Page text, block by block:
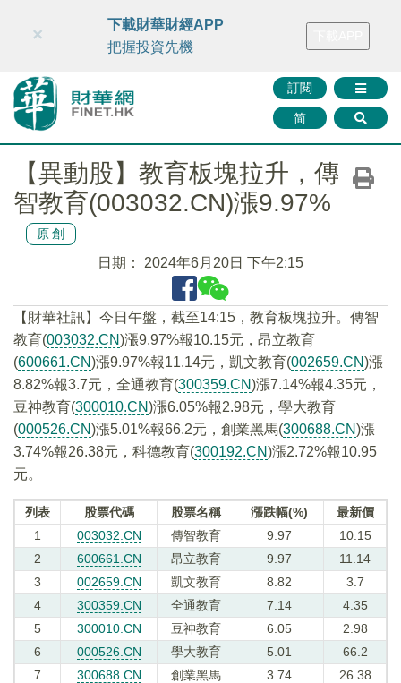
財華智庫網 FINTV FINMETA 財華證券 媒體矩陣
訂閱
简
×
下載財華財經APP
把握投資先機
【異動股】教育板塊拉升，傳
智教育(003032.CN)漲9.97%
原創
日期： 2024年6月20日 下午2:15
【財華社訊】今日午盤，截至14:15，教育板塊拉升。傳智
教育(003032.CN)漲9.97%報10.15元，昂立教育
(600661.CN)漲9.97%報11.14元，凱文教育(002659.CN)漲
8.82%報3.7元，全通教育(300359.CN)漲7.14%報4.35元，
豆神教育(300010.CN)漲6.05%報2.98元，學大教育
(000526.CN)漲5.01%報66.2元，創業黑馬(300688.CN)漲
3.74%報26.38元，科德教育(300192.CN)漲2.72%報10.95
元。
列表 股票代碼 股票名稱 漲跌幅(%)
最新價
1
003032.CN 傳智教育 9.97
10.15
2
600661.CN 昂立教育 9.97
11.14
3
002659.CN 凱文教育 8.82
3.7
4
300359.CN 全通教育 7.14
4.35
5
300010.CN 豆神教育 6.05
2.98
6
000526.CN 學大教育 5.01
66.2
7
300688.CN 創業黑馬 3.74
26.38